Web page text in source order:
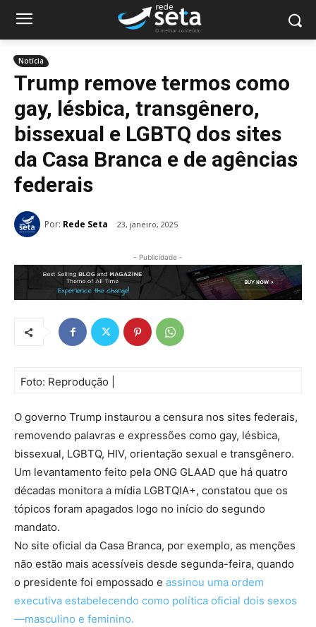
Notícia
Trump remove termos como
gay, lésbica, transgênero,
bissexual e LGBTQ dos sites
da Casa Branca e de agências
federais
Por: Rede Seta 23, janeiro, 2025
- Publicidade -
Foto: Reprodução |
O governo Trump instaurou a censura nos sites federais,
removendo palavras e expressões como gay, lésbica,
bissexual, LGBTQ, HIV, orientação sexual e transgênero.
Um levantamento feito pela ONG GLAAD que há quatro
décadas monitora a mídia LGBTQIA+, constatou que os
tópicos foram apagados logo no início do segundo
mandato.
No site oficial da Casa Branca, por exemplo, as menções
não estão mais acessíveis desde segunda-feira, quando
o presidente foi empossado e assinou uma ordem
executiva estabelecendo como política oficial dois sexos
—masculino e feminino.